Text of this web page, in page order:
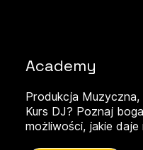
Academy
Produkcja
Kurs DJ? Poznaj
możliwości, jakie daje